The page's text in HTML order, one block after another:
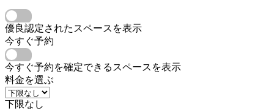
優良認定されたスペースを表示
今すぐ予約
今すぐ予約を確定できるスペースを表示
料金を選ぶ
下限なし